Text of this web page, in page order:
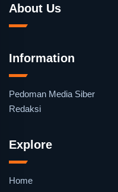
About Us
Information
Pedoman Media Siber
Redaksi
Explore
Home